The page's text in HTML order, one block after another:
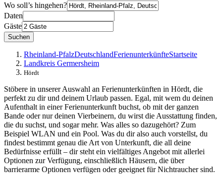
Wo soll’s hingehen?
Daten
Gäste
Suchen
Rheinland-PfalzDeutschlandFerienunterkünfteStartseite
Landkreis Germersheim
Hördt
Stöbere in unserer Auswahl an Ferienunterkünften in Hördt, die
perfekt zu dir und deinem Urlaub passen. Egal, mit wem du deinen
Aufenthalt in einer Ferienunterkunft buchst, ob mit der ganzen
Bande oder nur deinen Vierbeinern, du wirst die Ausstattung finden,
die du suchst, und sogar mehr. Was alles so dazugehört? Zum
Beispiel WLAN und ein Pool. Was du dir also auch vorstellst, du
findest bestimmt genau die Art von Unterkunft, die all deine
Bedürfnisse erfüllt – dir steht ein vielfältiges Angebot mit allerlei
Optionen zur Verfügung, einschließlich Häusern, die über
barrierarme Optionen verfügen oder geeignet für Nichtraucher sind.